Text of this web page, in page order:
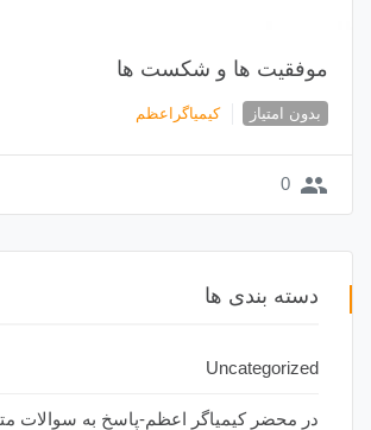
موفقیت ها و شکست ها
بدون امتیاز کیمیاگراعظم
group
0
دسته بندی ها
Uncategorized
در محضر کیمیاگر اعظم-پاسخ به سوالات